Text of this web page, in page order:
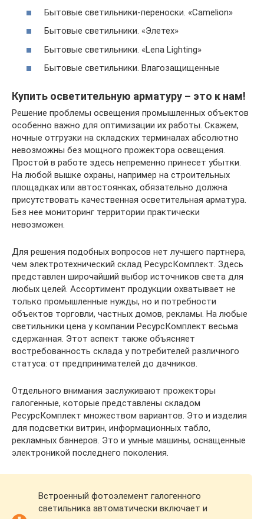
Бытовые светильники-переноски. «Camelion»
Бытовые светильники. «Элетех»
Бытовые светильники. «Lena Lighting»
Бытовые светильники. Влагозащищенные
Купить осветительную арматуру – это к нам!
Решение проблемы освещения промышленных объектов
особенно важно для оптимизации их работы. Скажем,
ночные отгрузки на складских терминалах абсолютно
невозможны без мощного прожектора освещения.
Простой в работе здесь непременно принесет убытки.
На любой вышке охраны, например на строительных
площадках или автостоянках, обязательно должна
присутствовать качественная осветительная арматура.
Без нее мониторинг территории практически
невозможен.
Для решения подобных вопросов нет лучшего партнера,
чем электротехнический склад РесурсКомплект. Здесь
представлен широчайший выбор источников света для
любых целей. Ассортимент продукции охватывает не
только промышленные нужды, но и потребности
объектов торговли, частных домов, рекламы. На любые
светильники цена у компании РесурсКомплект весьма
сдержанная. Этот аспект также объясняет
востребованность склада у потребителей различного
статуса: от предпринимателей до дачников.
Отдельного внимания заслуживают прожекторы
галогенные, которые представлены складом
РесурсКомплект множеством вариантов. Это и изделия
для подсветки витрин, информационных табло,
рекламных баннеров. Это и умные машины, оснащенные
электроникой последнего поколения.
Встроенный фотоэлемент галогенного
светильника автоматически включает и